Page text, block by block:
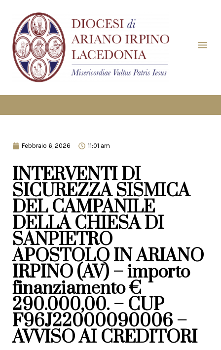
Febbraio 6, 2026 11:01 am
INTERVENTI DI
SICUREZZA SISMICA
DEL CAMPANILE
DELLA CHIESA DI
SANPIETRO
APOSTOLO IN ARIANO
IRPINO (AV) – importo
finanziamento €
290.000,00. – CUP
F96J22000090006 –
AVVISO AI CREDITORI